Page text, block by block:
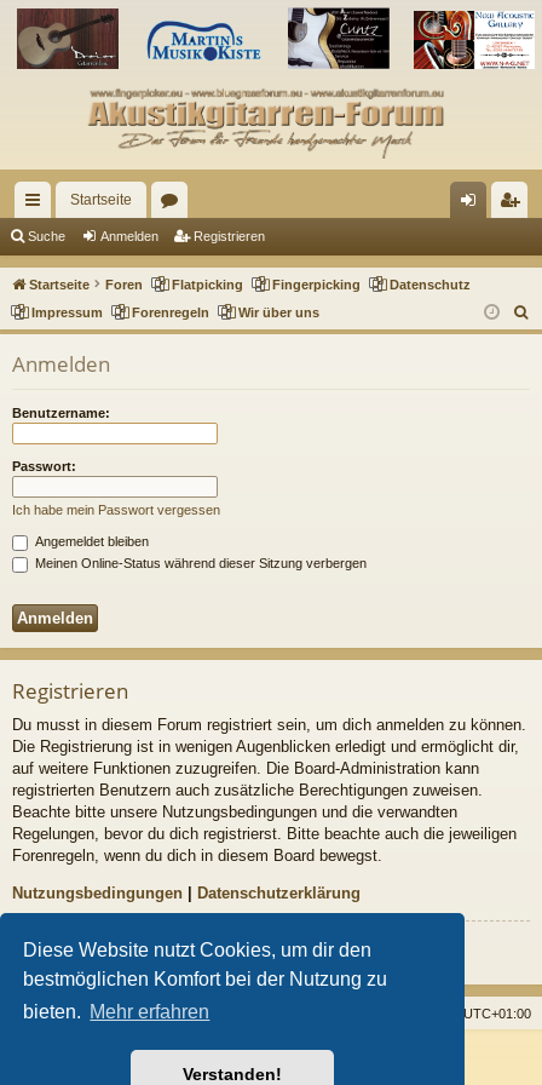
Diese Website nutzt Cookies, um dir den
bestmöglichen Komfort bei der Nutzung zu
bieten. Mehr erfahren
Verstanden!
ch
ne
llz
Startseite
en m ist
rie
Suche Anmelden Registrieren
Startseite Foren Flatpicking Fingerpicking
Datenschutz
Impressum
Forenregeln Wir über uns
u
Anmelden
Benutzername:
Passwort:
Ich habe mein Passwort vergessen
Angemeldet bleiben
Meinen Online-Status während dieser Sitzung verbergen
Registrieren
Du musst in diesem Forum registriert sein, um dich anmelden zu können.
Die Registrierung ist in wenigen Augenblicken erledigt und ermöglicht dir,
auf weitere Funktionen zuzugreifen. Die Board-Administration kann
registrierten Benutzern auch zusätzliche Berechtigungen zuweisen.
Beachte bitte unsere Nutzungsbedingungen und die verwandten
Regelungen, bevor du dich registrierst. Bitte beachte auch die jeweiligen
Forenregeln, wenn du dich in diesem Board bewegst.
Nutzungsbedingungen Datenschutzerklärung
Registrieren
Startseite Foren UTC+01:00
Powered byphpBB® Forum Software © phpBB Limited
Arty- Aktualisieren phpBB 3.2 von MrGaby